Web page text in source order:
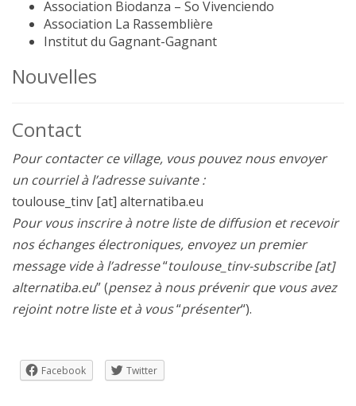
Association Biodanza – So Vivenciendo
Association La Rassemblière
Institut du Gagnant-Gagnant
Nouvelles
Contact
Pour contacter ce village, vous pouvez nous envoyer
un courriel à l’adresse suivante :
toulouse_tinv [at] alternatiba.eu
Pour vous inscrire à notre liste de diffusion et recevoir
nos échanges électroniques, envoyez un premier
message vide à l’adresse“toulouse_tinv-subscribe [at]
alternatiba.eu” (pensez à nous prévenir que vous avez
rejoint notre liste et à vous“présenter“).
Facebook Twitter